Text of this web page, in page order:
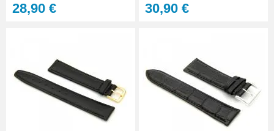
28,90 € 30,90 €